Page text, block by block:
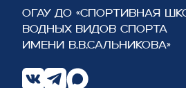
ОГАУ ДО «СПОРТИВНАЯ
ВОДНЫХ ВИДОВ СПОРТА
ИМЕНИ В.В.САЛЬНИКОВА»